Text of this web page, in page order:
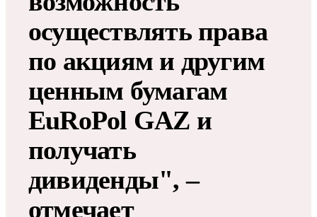
осуществлять права
по акциям и другим
ценным бумагам
EuRoPol GAZ и
получать
дивиденды", –
отмечает